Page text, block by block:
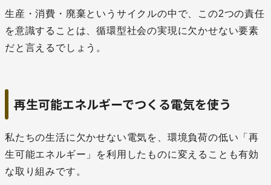
生産・消費・廃棄というサイクルの中で、この2つの責任
を意識することは、循環型社会の実現に欠かせない要素
だと言えるでしょう。
再生可能エネルギーでつくる電気を使う
私たちの生活に欠かせない電気を、環境負荷の低い「再
生可能エネルギー」を利用したものに変えることも有効
な取り組みです。